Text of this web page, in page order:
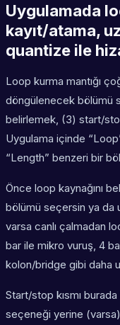
Uygulamada
kayıt/atama,
quantize ile
Loop kurma mantığı
döngülenecek bölümü
belirlemek, (3) start/
Uygulama içinde
“Length” benzeri bir
Önce loop kaynağını
bölümü seçersin ya da
varsa canlı çalmadan
bar ile mikro vuruş, 4
kolon/bridge gibi daha
Start/stop kısmı
seçeneği yerine (varsa)